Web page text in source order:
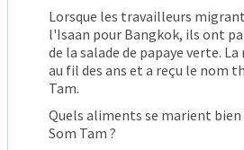
Lorsque les travailleurs
l'Isaan pour Bangkok, ils ont
de la salade de papaye verte.
au fil des ans et a reçu le nom
Tam.
Quels aliments se marient bien
Som Tam ?